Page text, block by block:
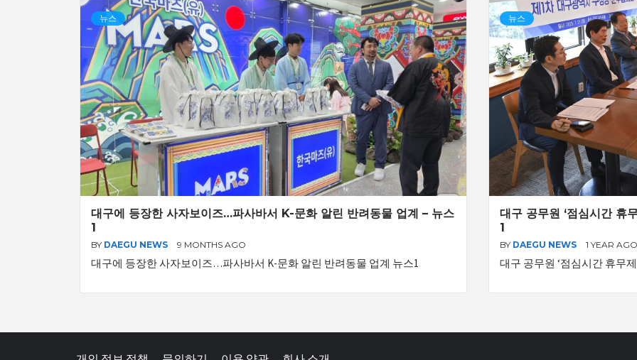
뉴스
대구에 등장한 사자보이즈…파사바서 K-문화 알린 반려동물 업계 – 뉴스
1
BY DAEGU NEWS 9 MONTHS AGO
대구에 등장한 사자보이즈…파사바서 K-문화 알린 반려동물 업계 뉴스1
뉴스
대구 공무원 ‘점심시간 휴
1
BY DAEGU NEWS 1 YEAR AGO
대구 공무원 ‘점심시간 휴무